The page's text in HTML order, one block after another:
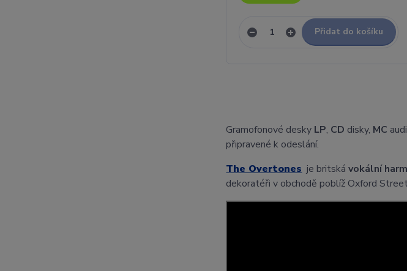
Přidat do košíku
Gramofonové desky LP, CD disky, MC
připravené k odeslání.
The Overtones je britskávokální
dekoratéři v obchodě poblíž Oxford